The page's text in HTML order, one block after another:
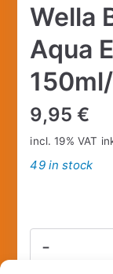
Wella
Aqua
9,95€
incl. 19% VAT
49 in stock
-
Biotouch